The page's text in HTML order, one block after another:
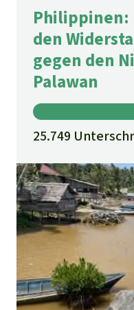
Philippinen:
den
gegen den
Palawan
25.749